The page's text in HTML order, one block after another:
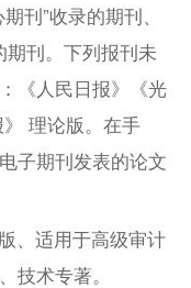
刊”收录的期刊、
刊。下列报刊未
《人民日报》《光
理论版。在手
子期刊发表的论文
、适用于高级审计
技术专著。